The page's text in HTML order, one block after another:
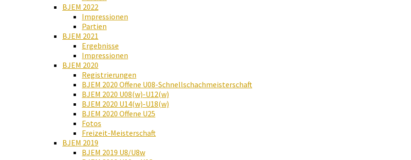
BJEM 2022
Impressionen
Partien
BJEM 2021
Ergebnisse
Impressionen
BJEM 2020
Registrierungen
BJEM 2020 Offene U08-Schnellschachmeisterschaft
BJEM 2020 U08(w)-U12(w)
BJEM 2020 U14(w)-U18(w)
BJEM 2020 Offene U25
Fotos
Freizeit-Meisterschaft
BJEM 2019
BJEM 2019 U8/U8w